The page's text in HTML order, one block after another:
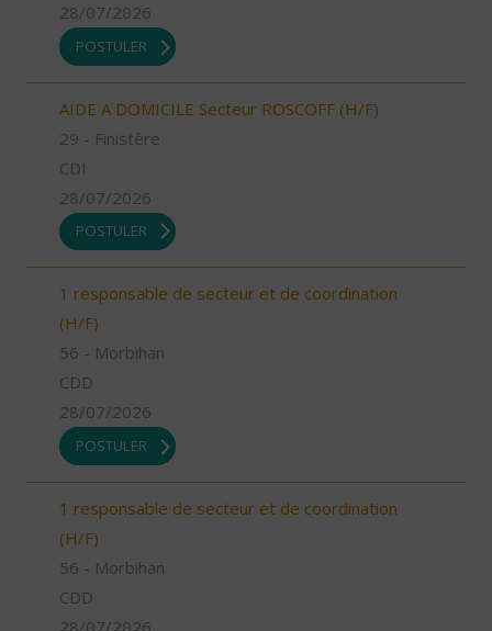
28/07/2026
POSTULER
AIDE A DOMICILE Secteur ROSCOFF (H/F)
29 - Finistère
CDI
28/07/2026
POSTULER
1 responsable de secteur et de coordination
(H/F)
56 - Morbihan
CDD
28/07/2026
POSTULER
1 responsable de secteur et de coordination
(H/F)
56 - Morbihan
CDD
28/07/2026